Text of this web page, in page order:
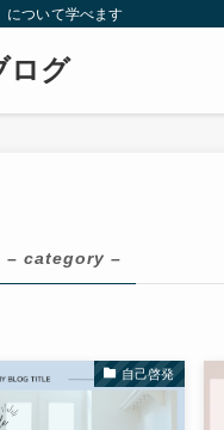
について学べます
ログ
– category –
自己啓発